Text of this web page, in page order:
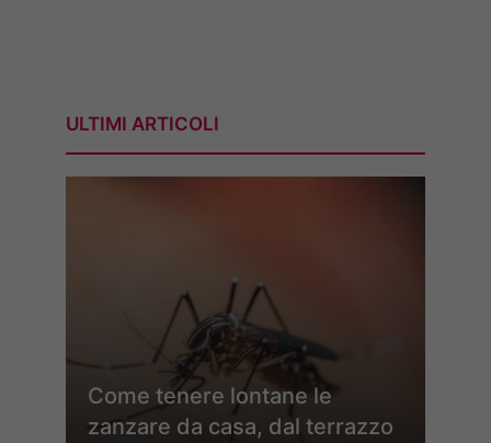
ULTIMI ARTICOLI
Come tenere lontane le
zanzare da casa, dal terrazzo